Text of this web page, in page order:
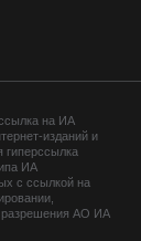
на ИА
изданий и
гиперссылка
ИА
с ссылкой на
разрешения АО ИА